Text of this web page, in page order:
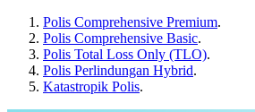
Polis Comprehensive Premium.
Polis Comprehensive Basic.
Polis Total Loss Only (TLO).
Polis Perlindungan Hybrid.
Katastropik Polis.